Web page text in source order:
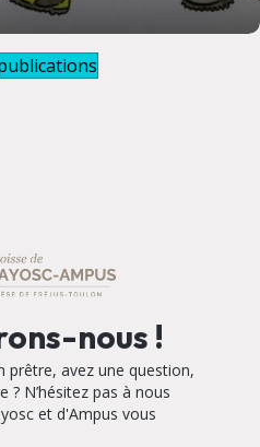
nous !
prêtre, avez une question,
N’hésitez pas à nous
et d'Ampus vous